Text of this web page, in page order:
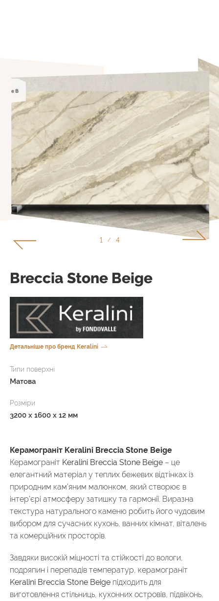
1 / 4
Breccia Stone Beige
Детальніше про бренд Keralini
Типи поверхні
Матова
Розміри
3200 x 1600 x 12 мм
Керамограніт Keralini Breccia Stone Beige
Керамограніт Keralini Breccia Stone Beige – це
елегантний матеріал у теплих бежевих відтінках із
природним кам’яним малюнком, який створює в
інтер’єрі атмосферу затишку та гармонії. Виразна
текстура натурального каменю робить його чудовим
вибором для сучасних кухонь, ванних кімнат, віталень
та комерційних просторів.
Завдяки високій міцності та стійкості до вологи,
подряпин і перепадів температур, керамограніт
Keralini Breccia Stone Beige підходить для
виготовлення стільниць, кухонних островів, підвіконь,